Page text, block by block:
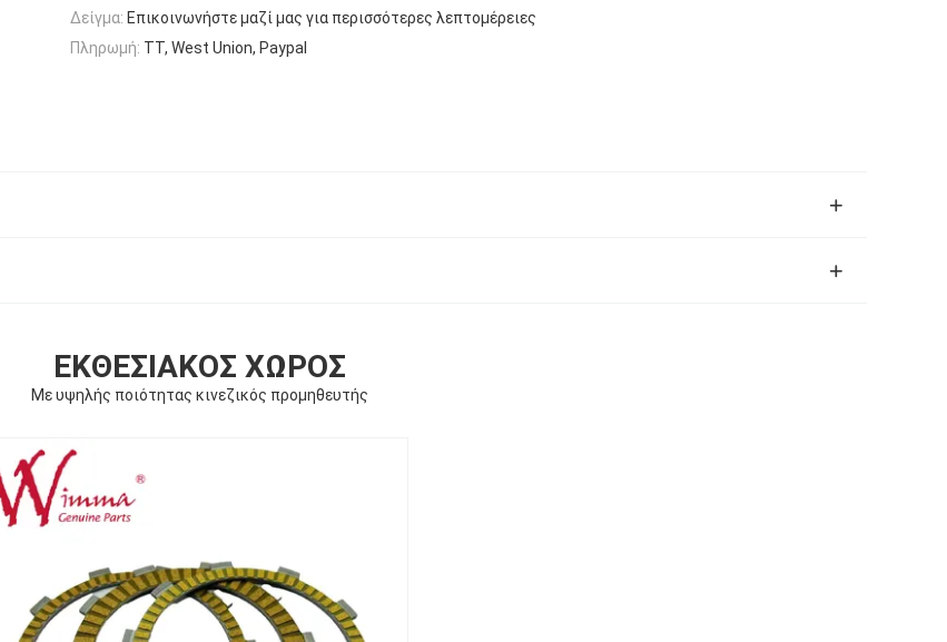
Δείγμα: Επικοινωνήστε μαζί μας για περισσότερες λεπτομέρειες
Πληρωμή: TT, West Union, Paypal
ΕΚΘΕΣΙΑΚΌΣ ΧΏΡΟΣ
Με υψηλής ποιότητας κινεζικός προμηθευτής